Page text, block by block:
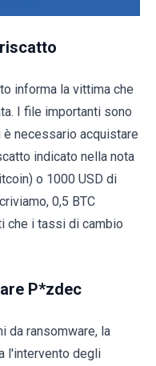
informa la vittima che
I file importanti sono
necessario acquistare
indicato nella nota
o 1000 USD di
0,5 BTC
che i tassi di cambio
P*zdec
da ransomware, la
l'intervento degli